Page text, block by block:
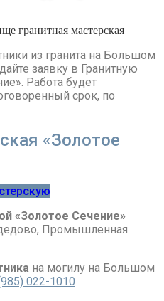
из гранита на Большом
заявку в Гранитную
Работа будет
срок, по
«Золотое
«Золотое Сечение»
Промышленная
на могилу на Большом
022-1010